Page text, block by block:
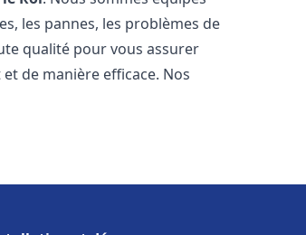
les pannes, les problèmes de
qualité pour vous assurer
de manière efficace. Nos